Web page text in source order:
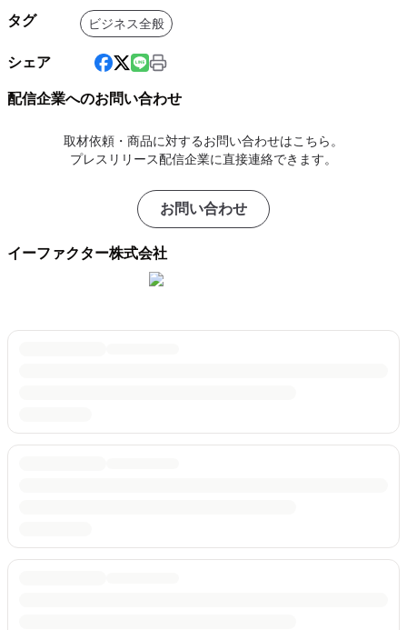
タグ ビジネス全般
シェア
配信企業へのお問い合わせ
取材依頼・商品に対するお問い合わせはこちら。
プレスリリース配信企業に直接連絡できます。
お問い合わせ
イーファクター株式会社